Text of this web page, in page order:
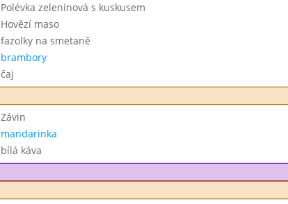
Polévka zeleninová s kuskusem
Hovězí maso
fazolky na smetaně
brambory
čaj
Závin
mandarinka
bílá káva